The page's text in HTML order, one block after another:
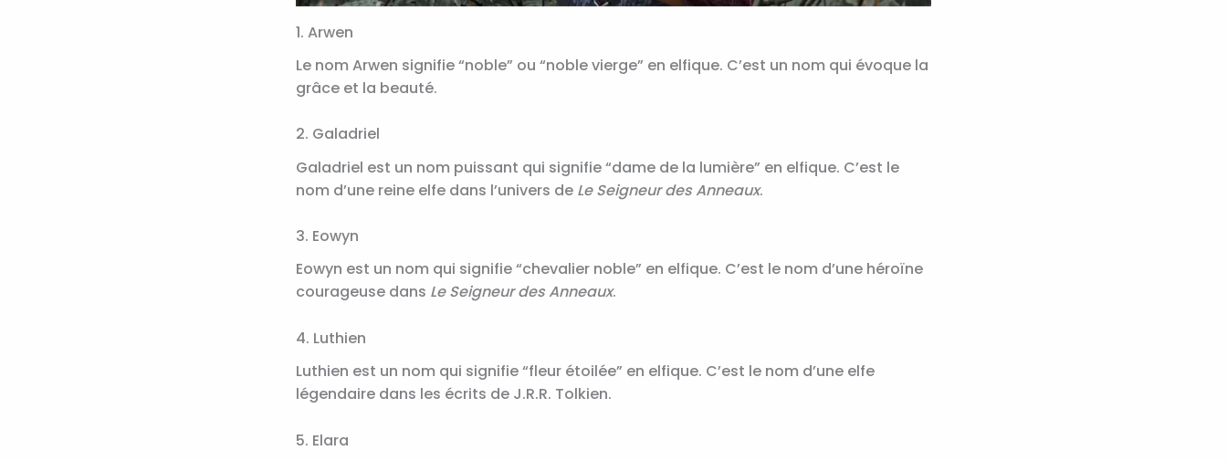
1. Arwen
Le nom Arwen signifie “noble” ou “noble vierge” en elfique. C’est un nom qui évoque la
grâce et la beauté.
2. Galadriel
Galadriel est un nom puissant qui signifie “dame de la lumière” en elfique. C’est le
nom d’une reine elfe dans l’univers de Le Seigneur des Anneaux.
3. Eowyn
Eowyn est un nom qui signifie “chevalier noble” en elfique. C’est le nom d’une héroïne
courageuse dans Le Seigneur des Anneaux.
4. Luthien
Luthien est un nom qui signifie “fleur étoilée” en elfique. C’est le nom d’une elfe
légendaire dans les écrits de J.R.R. Tolkien.
5. Elara